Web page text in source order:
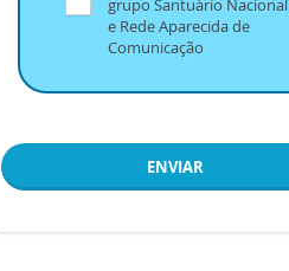
grupo Santuário Nacional
e Rede Aparecida de
Comunicação
ENVIAR